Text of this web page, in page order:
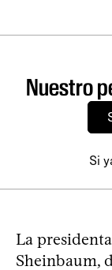
Nuestro
Si
La
Sheinbaum,